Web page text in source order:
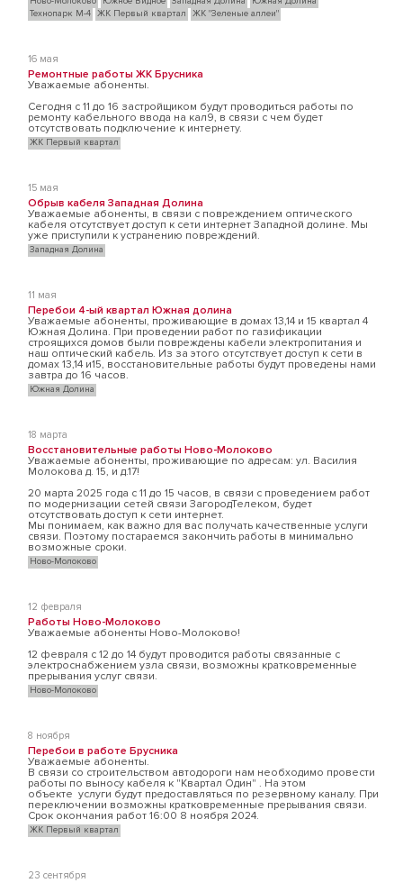
Технопарк М-4 ЖК Первый квартал ЖК "Зеленые аллеи"
16 мая
Ремонтные работы ЖК Брусника
Уважаемые абоненты.
Сегодня с 11 до 16 застройщиком будут проводиться работы по
ремонту кабельного ввода на кал9, в связи с чем будет
отсутствовать подключение к интернету.
ЖК Первый квартал
15 мая
Обрыв кабеля Западная Долина
Уважаемые абоненты, в связи с повреждением оптического
кабеля отсутствует доступ к сети интернет Западной долине. Мы
уже приступили к устранению повреждений.
Западная Долина
11 мая
Перебои 4-ый квартал Южная долина
Уважаемые абоненты, проживающие в домах 13,14 и 15 квартал 4
Южная Долина. При проведении работ по газификации
строящихся домов были повреждены кабели электропитания и
наш оптический кабель. Из за этого отсутствует доступ к сети в
домах 13,14 и15, восстановительные работы будут проведены нами
завтра до 16 часов.
Южная Долина
18 марта
Восстановительные работы Ново-Молоково
Уважаемые абоненты, проживающие по адресам: ул. Василия
Молокова д. 15, и д.17!
20 марта 2025 года с 11 до 15 часов, в связи с проведением работ
по модернизации сетей связи ЗагородТелеком, будет
отсутствовать доступ к сети интернет.
Мы понимаем, как важно для вас получать качественные услуги
связи. Поэтому постараемся закончить работы в минимально
возможные сроки.
Ново-Молоково
12 февраля
Работы Ново-Молоково
Уважаемые абоненты Ново-Молоково!
12 февраля с 12 до 14 будут проводится работы связанные с
электроснабжением узла связи, возможны кратковременные
прерывания услуг связи.
Ново-Молоково
8 ноября
Перебои в работе Брусника
Уважаемые абоненты.
В связи со строительством автодороги нам необходимо провести
работы по выносу кабеля к "Квартал Один" . На этом
объекте услуги будут предоставляться по резервному каналу. При
переключении возможны кратковременные прерывания связи.
Срок окончания работ 16:00 8 ноября 2024.
ЖК Первый квартал
23 сентября